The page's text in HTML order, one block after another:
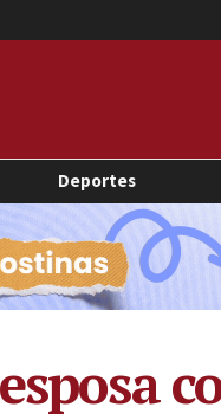
Deportes